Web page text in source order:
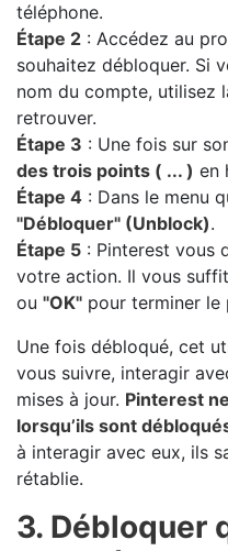
téléphone.
Étape 2 : Accédez au
souhaitez débloquer. Si
nom du compte, utilisez
retrouver.
Étape 3 : Une fois sur
des trois points ( ... ) en
Étape 4 : Dans le menu
"Débloquer" (Unblock).
Étape 5 : Pinterest vous
votre action. Il vous
ou "OK" pour terminer le
Une fois débloqué, cet
vous suivre, interagir
mises à jour. Pinterest
lorsqu’ils sont
à interagir avec eux, ils
rétablie.
3. Débloquer